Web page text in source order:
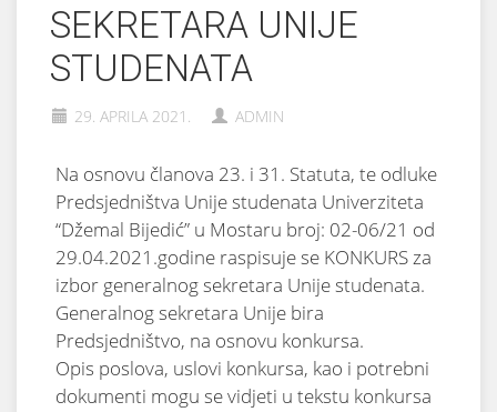
SEKRETARA UNIJE
STUDENATA
29. APRILA 2021. ADMIN
Na osnovu članova 23. i 31. Statuta, te odluke
Predsjedništva Unije studenata Univerziteta
“Džemal Bijedić” u Mostaru broj: 02-06/21 od
29.04.2021.godine raspisuje se KONKURS za
izbor generalnog sekretara Unije studenata.
Generalnog sekretara Unije bira
Predsjedništvo, na osnovu konkursa.
Opis poslova, uslovi konkursa, kao i potrebni
dokumenti mogu se vidjeti u tekstu konkursa